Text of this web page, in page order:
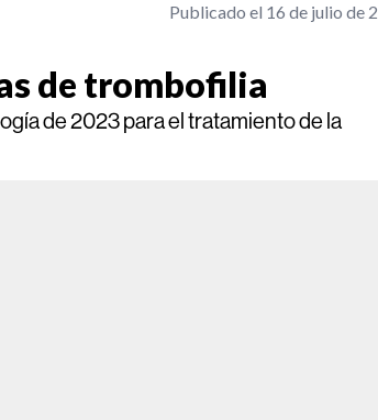
Publicado el 16 de julio de
de trombofilia
de 2023 para el tratamiento de la